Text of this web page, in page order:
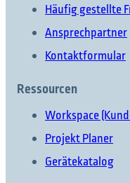
Häufig gestellte
Ansprechpartner
Kontaktformular
Ressourcen
Workspace
Projekt Planer
Gerätekatalog